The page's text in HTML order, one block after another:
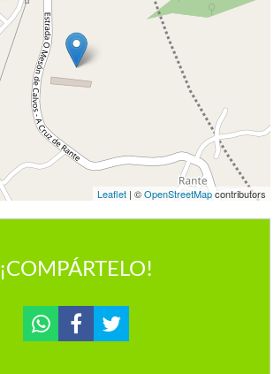
Leaflet| ©OpenStreetMapcontributors
¡COMPÁRTELO!